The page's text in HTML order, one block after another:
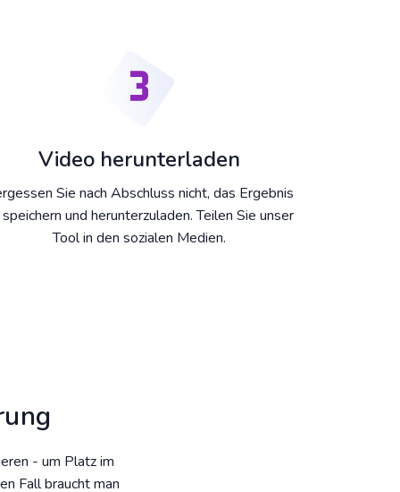
Video herunterladen
Sie nach Abschluss nicht, das Ergebnis
und herunterzuladen. Teilen Sie unser
Tool in den sozialen Medien.
- um Platz im
Fall braucht man